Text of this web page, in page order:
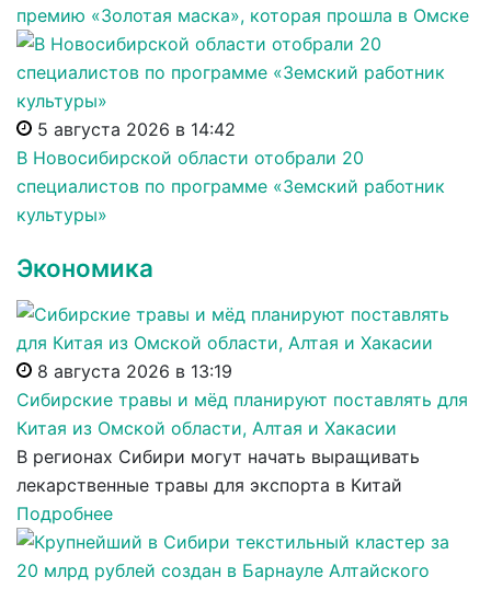
премию «Золотая маска», которая прошла в Омске
5 августа 2026 в 14:42
В Новосибирской области отобрали 20
специалистов по программе «Земский работник
культуры»
Экономика
8 августа 2026 в 13:19
Сибирские травы и мёд планируют поставлять для
Китая из Омской области, Алтая и Хакасии
В регионах Сибири могут начать выращивать
лекарственные травы для экспорта в Китай
Подробнее